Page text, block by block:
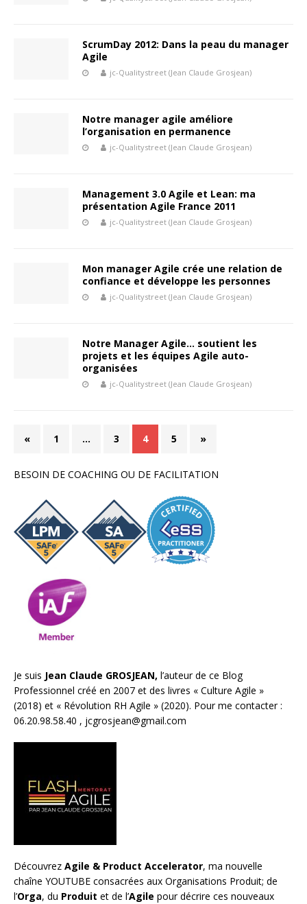
ScrumDay 2012: Dans la peau du manager
Agile
jc-Qualitystreet (Jean Claude Grosjean)
Notre manager agile améliore
l’organisation en permanence
jc-Qualitystreet (Jean Claude Grosjean)
Management 3.0 Agile et Lean: ma
présentation Agile France 2011
jc-Qualitystreet (Jean Claude Grosjean)
Mon manager Agile crée une relation de
confiance et développe les personnes
jc-Qualitystreet (Jean Claude Grosjean)
Notre Manager Agile… soutient les
projets et les équipes Agile auto-
organisées
jc-Qualitystreet (Jean Claude Grosjean)
« 1 … 3 4 5 »
BESOIN DE COACHING OU DE FACILITATION
Je suis Jean Claude GROSJEAN, l’auteur de ce Blog
Professionnel créé en 2007 et des livres « Culture Agile »
(2018) et « Révolution RH Agile » (2020). Pour me contacter :
06.20.98.58.40 , jcgrosjean@gmail.com
Découvrez Agile & Product Accelerator, ma nouvelle
chaîne YOUTUBE consacrées aux Organisations Produit; de
l’Orga, du Produit et de l’Agile pour décrire ces nouveaux